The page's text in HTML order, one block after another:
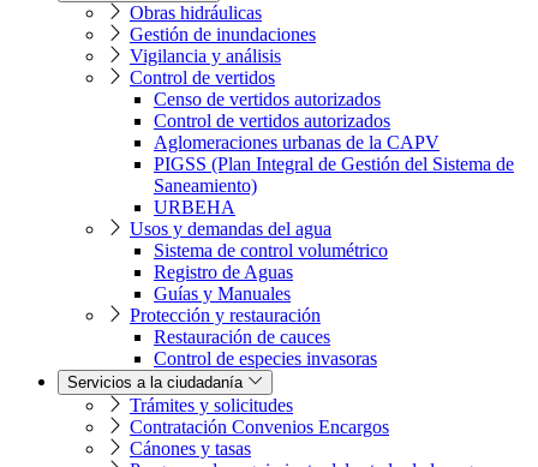
Obras hidráulicas
Gestión de inundaciones
Vigilancia y análisis
Control de vertidos
Censo de vertidos autorizados
Control de vertidos autorizados
Aglomeraciones urbanas de la CAPV
PIGSS (Plan Integral de Gestión del Sistema de
Saneamiento)
URBEHA
Usos y demandas del agua
Sistema de control volumétrico
Registro de Aguas
Guías y Manuales
Protección y restauración
Restauración de cauces
Control de especies invasoras
Servicios a la ciudadanía
Trámites y solicitudes
Contratación Convenios Encargos
Cánones y tasas